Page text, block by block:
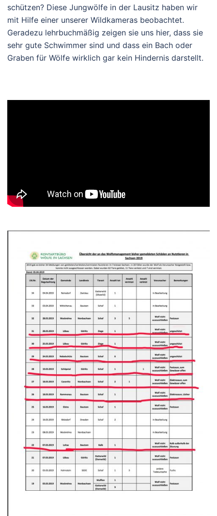
schützen? Diese Jungwölfe in der Lausitz haben wir
mit Hilfe einer unserer Wildkameras beobachtet.
Geradezu lehrbuchmäßig zeigen sie uns hier, dass sie
sehr gute Schwimmer sind und dass ein Bach oder
Graben für Wölfe wirklich gar kein Hindernis darstellt.